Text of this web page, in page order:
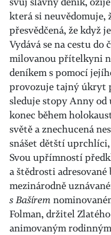
která si neuvědomuje,
přesvědčená, že když
Vydává se na cestu do
milovanou přítelkyni
deníkem s pomocí
provozuje tajný úkryt
sleduje stopy Anny
konec během
světě a znechucená
snášet dětští
Svou upřímností
a štědrosti
mezinárodně
s Bašírem
Folman, držitel
animovaným